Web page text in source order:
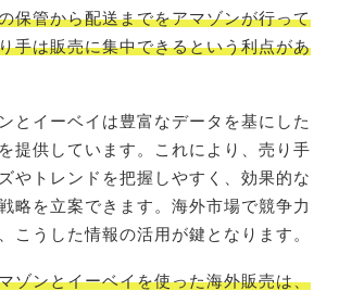
保管から配送までをアマゾンが行って
手は販売に集中できるという利点があ
とイーベイは豊富なデータを基にした
提供しています。これにより、売り手
やトレンドを把握しやすく、効果的な
略を立案できます。海外市場で競争力
こうした情報の活用が鍵となります。
ゾンとイーベイを使った海外販売は、